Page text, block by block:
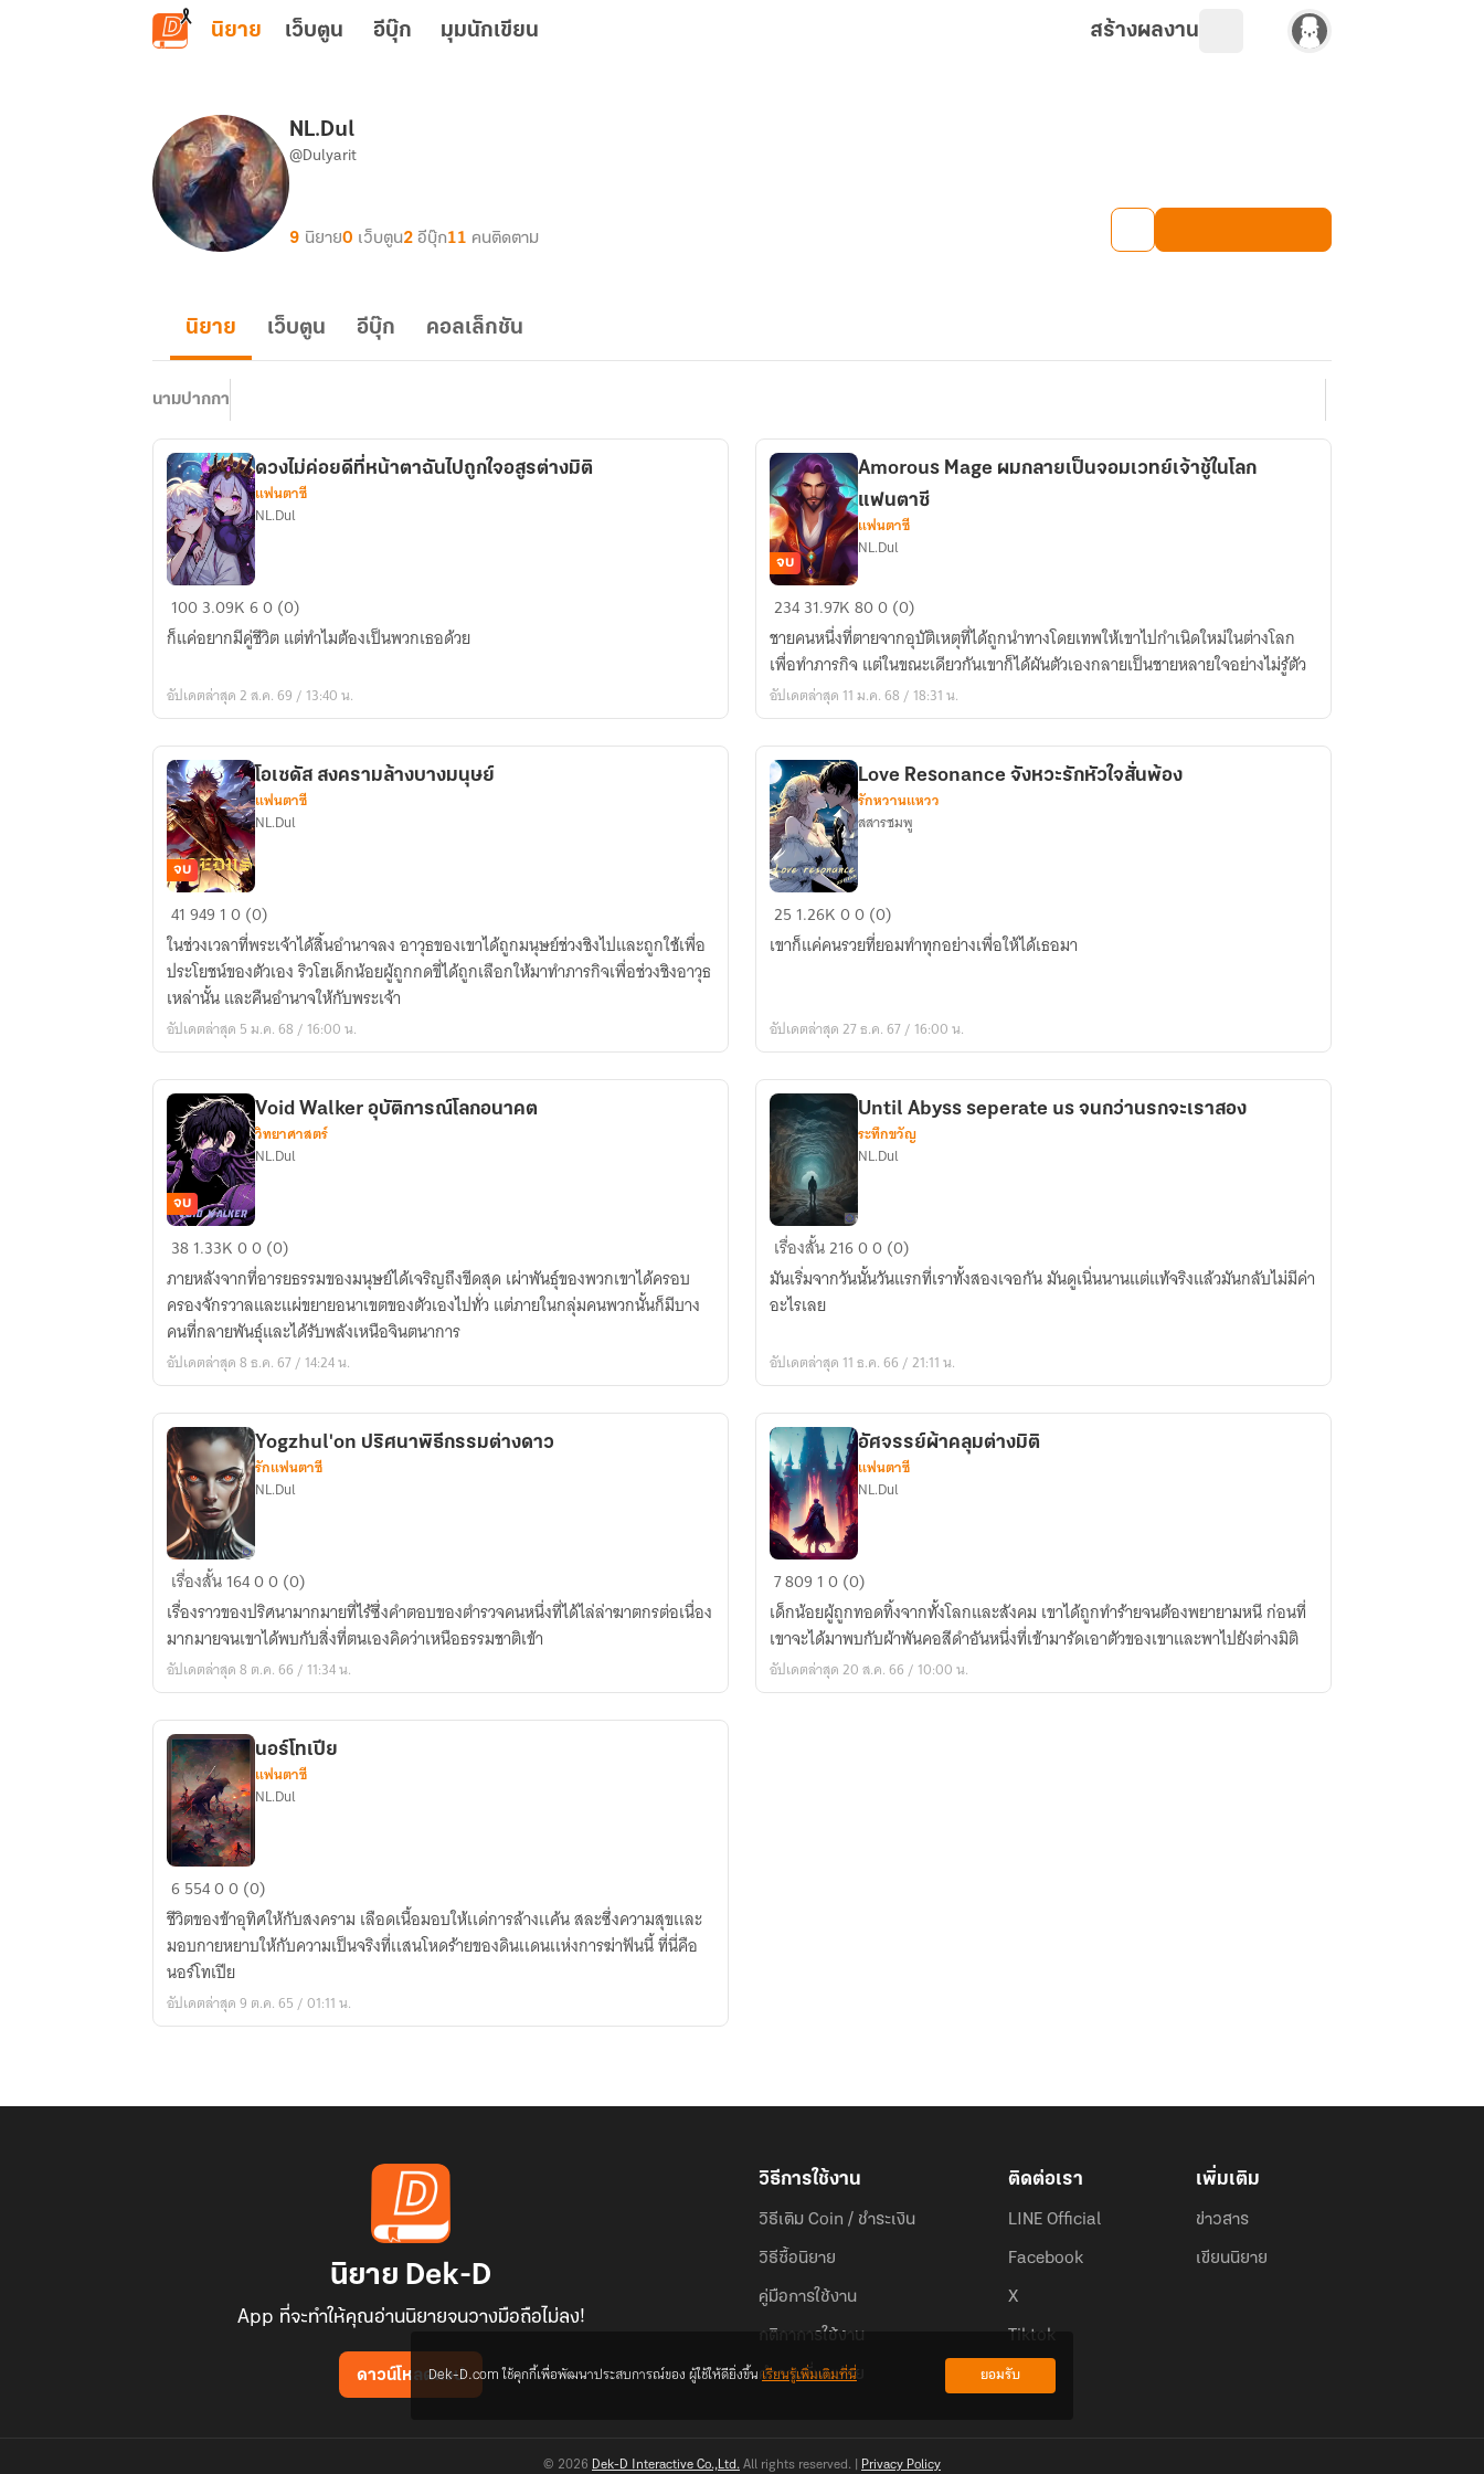
ข้ามไปยังเนื้อหาหลัก
นิยาย เว็บตูน อีบุ๊ก มุมนักเขียน สร้างผลงาน
NL.Dul
@Dulyarit
9 นิยาย0 เว็บตูน2 อีบุ๊ก11 คนติดตาม
นิยาย เว็บตูน อีบุ๊ก คอลเล็กชัน
นามปากกา
ดวง
ไม่
ค่อย
ที่
ฉัน
ไป
ถูกใจ
อสูร
ต่าง
มิติ
ดวงไม่ค่อยดีที่หน้าตาฉันไปถูกใจอสูรต่างมิติ
แฟนตาซี
NL.Dul
1003.09K60 (0)
ก็แค่อยากมีคู่ชีวิต แต่ทำไมต้องเป็นพวกเธอด้วย
อัปเดตล่าสุด 2 ส.ค. 69 / 13:40 น.
Amorous
ผม
กลาย
เป็น
เวทย์
เจ้าชู้
ใน
โลก
แฟนตาซี
จบ
Amorous Mage ผมกลายเป็นจอมเวทย์เจ้าชู้ในโลก
แฟนตาซี
แฟนตาซี
NL.Dul
23431.97K800 (0)
ชายคนหนึ่งที่ตายจากอุบัติเหตุที่ได้ถูกนำทางโดยเทพให้เขาไปกำเนิดใหม่ในต่างโลก
เพื่อทำภารกิจ แต่ในขณะเดียวกันเขาก็ได้ผันตัวเองกลายเป็นชายหลายใจอย่างไม่รู้ตัว
อัปเดตล่าสุด 11 ม.ค. 68 / 18:31 น.
โอ
เซดั
ส
สงคราม
ล้าง
บาง
จบ
โอเซดัส สงครามล้างบางมนุษย์
แฟนตาซี
NL.Dul
41949 10 (0)
ในช่วงเวลาที่พระเจ้าได้สิ้นอำนาจลง อาวุธของเขาได้ถูกมนุษย์ช่วงชิงไปและถูกใช้เพื่อ
ประโยชน์ของตัวเอง ริวโฮเด็กน้อยผู้ถูกกดขี่ได้ถูกเลือกให้มาทำภารกิจเพื่อช่วงชิงอาวุธ
เหล่านั้น และคืนอำนาจให้กับพระเจ้า
อัปเดตล่าสุด 5 ม.ค. 68 / 16:00 น.
Love
Resonance
จังหวะ
สั่น
Love Resonance จังหวะรักหัวใจสั่นพ้อง
รักหวานแหวว
สสารชมพู
25 1.26K00 (0)
เขาก็แค่คนรวยที่ยอมทำทุกอย่างเพื่อให้ได้เธอมา
อัปเดตล่าสุด 27 ธ.ค. 67 / 16:00 น.
Void
Walker
อุบัติ
การณ์
โลก
อนาคต
จบ
Void Walker อุบัติการณ์โลกอนาคต
วิทยาศาสตร์
NL.Dul
381.33K00 (0)
ภายหลังจากที่อารยธรรมของมนุษย์ได้เจริญถึงขีดสุด เผ่าพันธุ์ของพวกเขาได้ครอบ
ครองจักรวาลและแผ่ขยายอนาเขตของตัวเองไปทั่ว แต่ภายในกลุ่มคนพวกนั้นก็มีบาง
คนที่กลายพันธุ์และได้รับพลังเหนือจินตนาการ
อัปเดตล่าสุด 8 ธ.ค. 67 / 14:24 น.
Until
Abyss
seperate
us
นรก
เรา
สอง
Until Abyss seperate us จนกว่านรกจะเราสอง
ระทึกขวัญ
NL.Dul
เรื่องสั้น21600 (0)
มันเริ่มจากวันนั้นวันแรกที่เราทั้งสองเจอกัน มันดูเนิ่นนานแต่แท้จริงแล้วมันกลับไม่มีค่า
อะไรเลย
อัปเดตล่าสุด 11 ธ.ค. 66 / 21:11 น.
Yogzhul'on
ปริศนา
พิธีกรรม
ต่าง
ดาว
Yogzhul'on ปริศนาพิธีกรรมต่างดาว
รักแฟนตาซี
NL.Dul
เรื่องสั้น16400 (0)
เรื่องราวของปริศนามากมายที่ไร้ซึ่งคำตอบของตำรวจคนหนึ่งที่ได้ไล่ล่าฆาตกรต่อเนื่อง
มากมายจนเขาได้พบกับสิ่งที่ตนเองคิดว่าเหนือธรรมชาติเข้า
อัปเดตล่าสุด 8 ต.ค. 66 / 11:34 น.
อัศจรรย์
ผ้า
คลุม
ต่าง
มิติ
อัศจรรย์ผ้าคลุมต่างมิติ
แฟนตาซี
NL.Dul
7809 10 (0)
เด็กน้อยผู้ถูกทอดทิ้งจากทั้งโลกและสังคม เขาได้ถูกทำร้ายจนต้องพยายามหนี ก่อนที่
เขาจะได้มาพบกับผ้าพันคอสีดำอันหนึ่งที่เข้ามารัดเอาตัวของเขาและพาไปยังต่างมิติ
อัปเดตล่าสุด 20 ส.ค. 66 / 10:00 น.
นอร์
โท
เปีย
นอร์โทเปีย
แฟนตาซี
NL.Dul
655400 (0)
ชีวิตของข้าอุทิศให้กับสงคราม เลือดเนื้อมอบให้เเด่การล้างเเค้น สละซึ่งความสุขเเละ
มอบกายหยาบให้กับความเป็นจริงที่เเสนโหดร้ายของดินเเดนเเห่งการฆ่าฟันนี้ ที่นี่คือ
นอร์โทเปีย
อัปเดตล่าสุด 9 ต.ค. 65 / 01:11 น.
นิยาย Dek-D
App ที่จะทำให้คุณอ่านนิยายจนวางมือถือไม่ลง!
ดาวน์โหลดแอป
วิธีการใช้งาน
วิธีเติม Coin / ชำระเงิน
วิธีซื้อนิยาย
คู่มือการใช้งาน
กติกาการใช้งาน
คำถามที่พบบ่อย
ติดต่อเรา
LINE Official
Facebook
X
Tiktok
เพิ่มเติม
ข่าวสาร
เขียนนิยาย
© 2026 Dek-D Interactive Co.,Ltd. All rights reserved. | Privacy Policy
Dek-D.com ใช้คุกกี้เพื่อพัฒนาประสบการณ์ของ ผู้ใช้ให้ดียิ่งขึ้นเรียนรู้เพิ่มเติมที่นี่ ยอมรับ